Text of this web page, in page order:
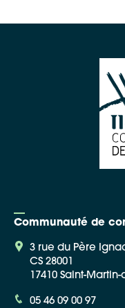
Communauté de
3 rue du Père
CS 28001
17410 Saint-Martin-
05 46 09 00 97